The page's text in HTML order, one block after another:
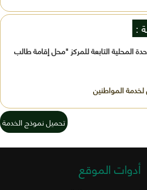
:
المحلية التابعة للمركز "محل إقامة طالب
تحميل نموذج الخدمة
أدوات الموقع